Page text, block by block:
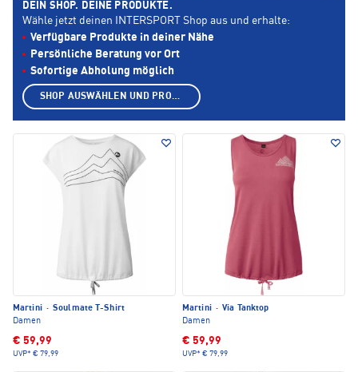
Martini · Soulmate T-Shirt
Damen
€ 59,99
UVP* € 79,99
Martini · Via Tanktop
Damen
€ 59,99
UVP* € 79,99
DEIN SHOP. DEINE PRODUKTE.
Wähle jetzt deinen INTERSPORT Shop aus und erhalte:
Verfügbare Produkte in deiner Nähe
Persönliche Beratung vor Ort
Sofortige Abholung möglich
SHOP AUSWÄHLEN UND PRODUKTE ANZEIGEN